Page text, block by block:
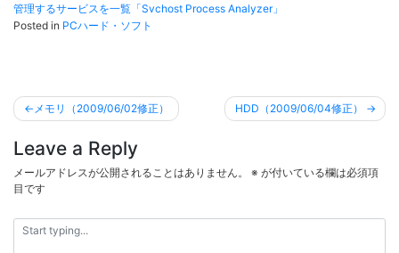
管理するサービスを一覧「Svchost Process Analyzer」
Posted in PCハード・ソフト
投
稿
ナ
ビ
ゲ
ー
シ
メモリ（2009/06/02修正） HDD（2009/06/04修正）
Leave a Reply
メールアドレスが公開されることはありません。 ※ が付いている欄は必須項
目です